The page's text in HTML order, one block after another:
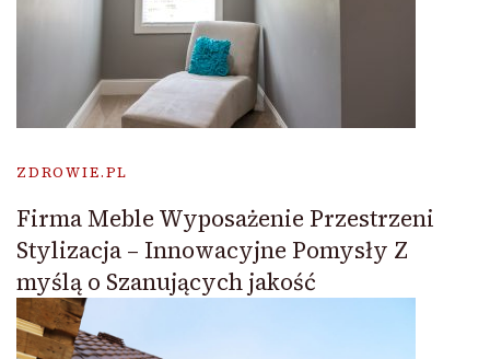
ZDROWIE.PL
Firma Meble Wyposażenie Przestrzeni
Stylizacja – Innowacyjne Pomysły Z
myślą o Szanujących jakość